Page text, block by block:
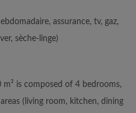
assurance, tv, gaz,
sèche-linge)
is composed of 4 bedrooms,
(living room, kitchen, dining